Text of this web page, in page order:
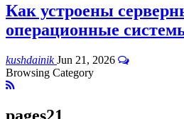
Как устроены
операционные
kushdainikJun 21, 2026
Browsing Category
pages21